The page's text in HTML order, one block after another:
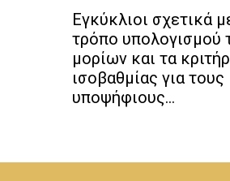
Εγκύκλιοι σχετικά
τρόπο υπολογισμού
μορίων και τα
ισοβαθμίας για τους
υποψήφιους...